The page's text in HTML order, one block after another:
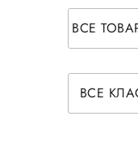
ВСЕ
ВСЕ